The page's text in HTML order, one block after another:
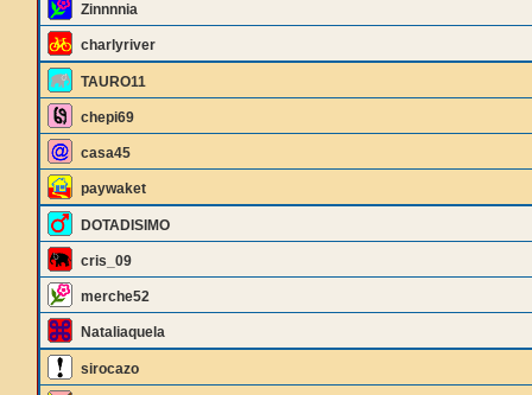
Zinnnnia
charlyriver
TAURO11
chepi69
casa45
paywaket
DOTADISIMO
cris_09
merche52
Nataliaquela
sirocazo